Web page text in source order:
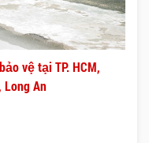
vệ tại TP. HCM,
An